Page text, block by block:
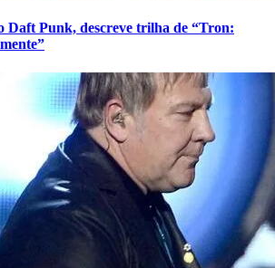
Daft Punk, descreve trilha de “Tron: